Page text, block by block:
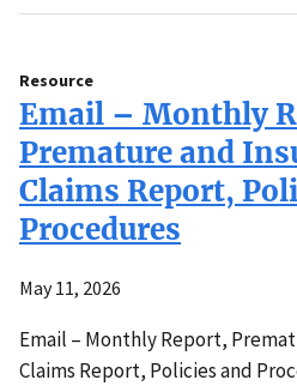
Resource
Email – Monthly
Premature and
Claims Report,
Procedures
May 11, 2026
Email – Monthly Report,
Claims Report, Policies and